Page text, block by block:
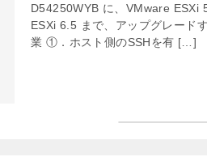
D54250WYB に、VMware ESXi
ESXi 6.5 まで、アップグレード
業 ①．ホスト側のSSHを有 […]